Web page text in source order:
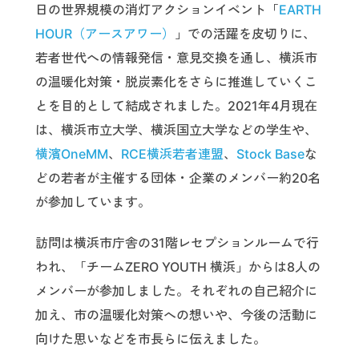
日の世界規模の消灯アクションイベント「EARTH
HOUR（アースアワー）
」での活躍を皮切りに、
若者世代への情報発信・意見交換を通し、横浜市
の温暖化対策・脱炭素化をさらに推進していくこ
とを目的として結成されました。2021年4月現在
は、横浜市立大学、横浜国立大学などの学生や、
横濱OneMM、 RCE横浜若者連盟、 Stock Baseな
どの若者が主催する団体・企業のメンバー約20名
が参加しています。
訪問は横浜市庁舎の31階レセプションルームで行
われ、「チームZERO YOUTH 横浜」からは8人の
メンバーが参加しました。それぞれの自己紹介に
加え、市の温暖化対策への想いや、今後の活動に
向けた思いなどを市長らに伝えました。